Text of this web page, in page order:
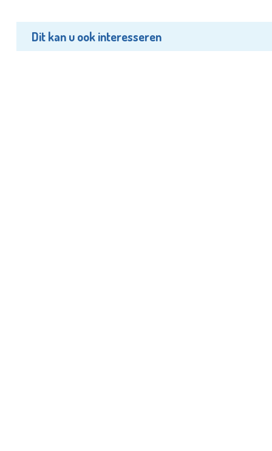
Dit kan u ook interesseren